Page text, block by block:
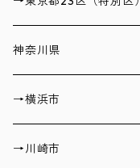
神奈川県
→横浜市
→川崎市